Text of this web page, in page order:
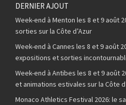
DERNIER AJOUT
Week-end à Menton les 8 et 9 août
sorties sur la Côte d’Azur
Week-end à Cannes les 8 et 9 août
expositions et sorties
Week-end à Antibes les 8 et 9 août
et animations estivales sur la Côte
Monaco Athletics Festival 2026: le